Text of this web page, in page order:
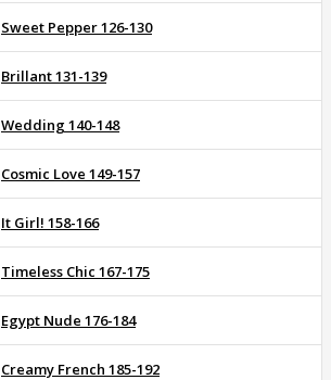
Sweet Pepper 126-130
Brillant 131-139
Wedding 140-148
Cosmic Love 149-157
It Girl! 158-166
Timeless Chic 167-175
Egypt Nude 176-184
Creamy French 185-192